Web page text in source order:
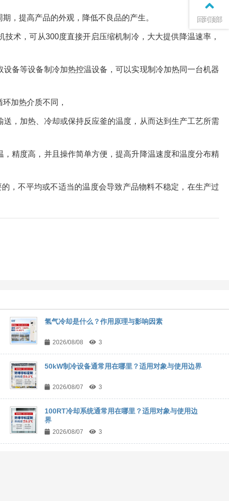
，提高产品的外观，降低不良品的产生。
术，可从300度直接开启压缩机制冷，大大提供降温速率，
备等设备制冷加热控温设备，可以实现制冷加热同一台机器
加热介质不同，
，加热、冷却或保持反应釜的温度，从而达到生产工艺所需
精度高，并且操作简单方便，提高升降温速度和温度分布精
，不平均或不适当的温度会导致产品物料不稳定，在生产过
氢气冷却是什么？作用原理与影响因素
2026/08/08 3
50kW制冷设备通常用在哪里？适用对象与使用边界
2026/08/07 3
100RT冷却系统通常用在哪里？适用对象与使用边
界
2026/08/07 3
回到顶部